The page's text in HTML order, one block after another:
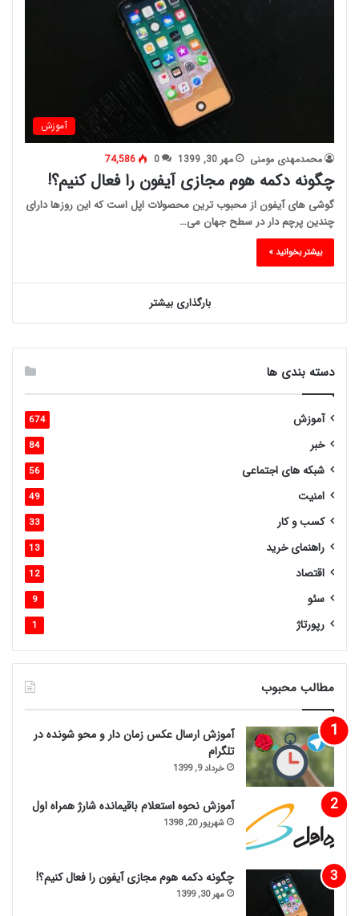
آموزش
محمدمهدی مومنی مهر 30, 1399 0
74,586
چگونه دکمه هوم مجازی آیفون را فعال کنیم؟!
گوشی های آیفون از محبوب ترین محصولات اپل است که این روزها دارای
چندین پرچم دار در سطح جهان می…
بیشتر بخوانید »
بارگذاری بیشتر
دسته بندی ها
آموزش 674
خبر 84
شبکه های اجتماعی 56
امنیت 49
کسب و کار 33
راهنمای خرید 13
اقتصاد 12
سئو 9
رپورتاژ 1
مطالب محبوب
آموزش ارسال عکس زمان دار و محو شونده در
تلگرام
خرداد 9, 1399
آموزش نحوه استعلام باقیمانده شارژ همراه اول
شهریور 20, 1398
چگونه دکمه هوم مجازی آیفون را فعال کنیم؟!
مهر 30, 1399